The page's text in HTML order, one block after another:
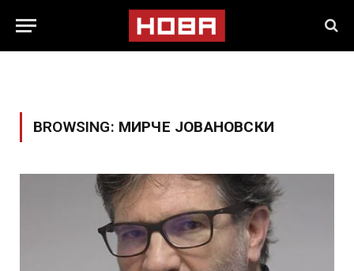
BROWSING: МИРЧЕ ЈОВАНОВСКИ